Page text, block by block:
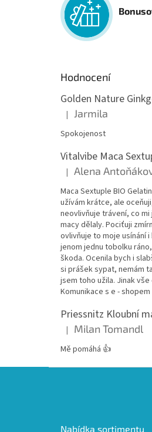
Hodnocení
Hodnocení produktu je 5
| Jarmila
Spokojenost
Hodnocení produktu je 5
| Alena
Maca Sextuple BIO
užívám krátce, ale
neovlivňuje trávení, co
macy dělaly. Pociťuji
ovlivňuje to moje usínání
jenom jednu tobolku
škoda. Ocenila bych i
si prášek sypat, nemám
jsem toho užila. Jinak vše
Komunikace s e -
Hodnocení produktu je 5
| Milan Tomandl
Mě pomáhá 👍
Nabídka sortimentu